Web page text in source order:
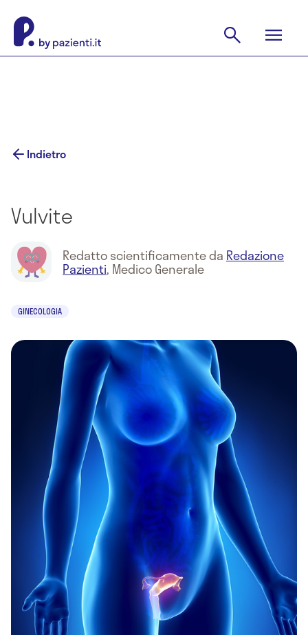
Indietro
Vulvite
Redatto scientificamente da Redazione
Pazienti, Medico Generale
GINECOLOGIA